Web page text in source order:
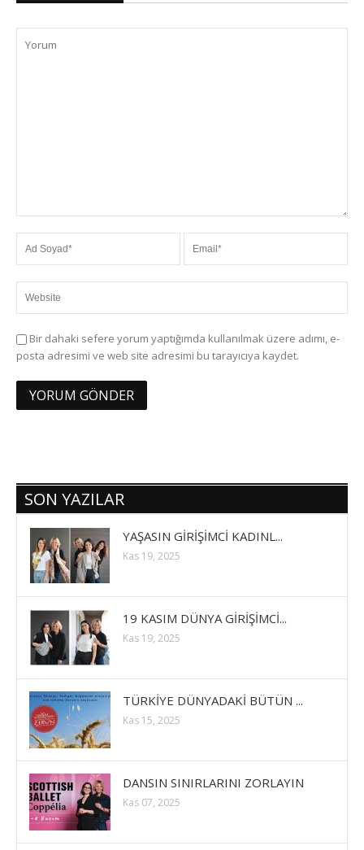
Bir dahaki sefere yorum yaptığımda kullanılmak üzere adımı, e-
posta adresimi ve web site adresimi bu tarayıcıya kaydet.
SON YAZILAR
YAŞASIN GİRİŞİMCİ KADINL...
Kas 19, 2025
19 KASIM DÜNYA GİRİŞİMCİ...
Kas 19, 2025
TÜRKİYE DÜNYADAKİ BÜTÜN ...
Kas 15, 2025
DANSIN SINIRLARINI ZORLAYIN
Kas 07, 2025